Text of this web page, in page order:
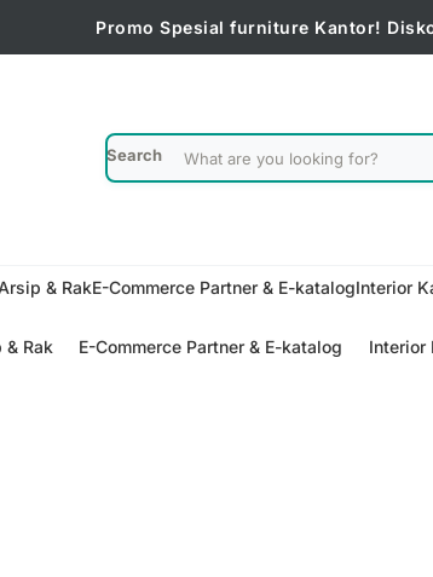
Promo Spesial furniture Kantor!
Search
& RakE-Commerce Partner & E-katalogInterior
& Rak E-Commerce Partner & E-katalog Interior